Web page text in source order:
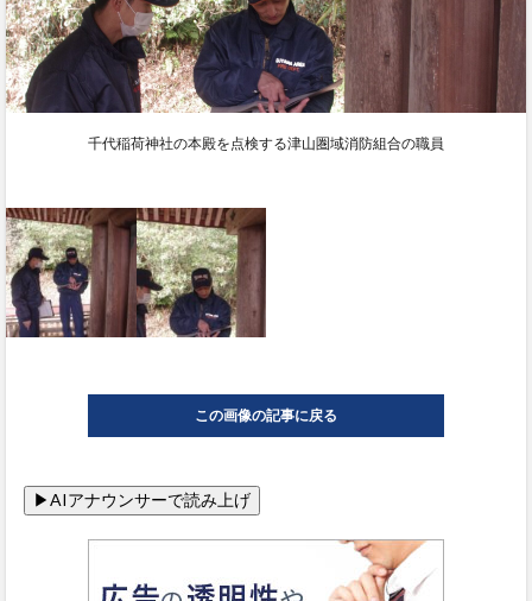
千代稲荷神社の本殿を点検する津山圏域消防組合の職員
この画像の記事に戻る